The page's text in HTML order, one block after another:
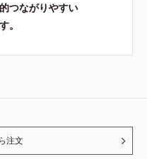
つながりやすい
。
注文